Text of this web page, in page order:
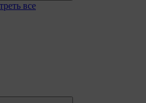
все